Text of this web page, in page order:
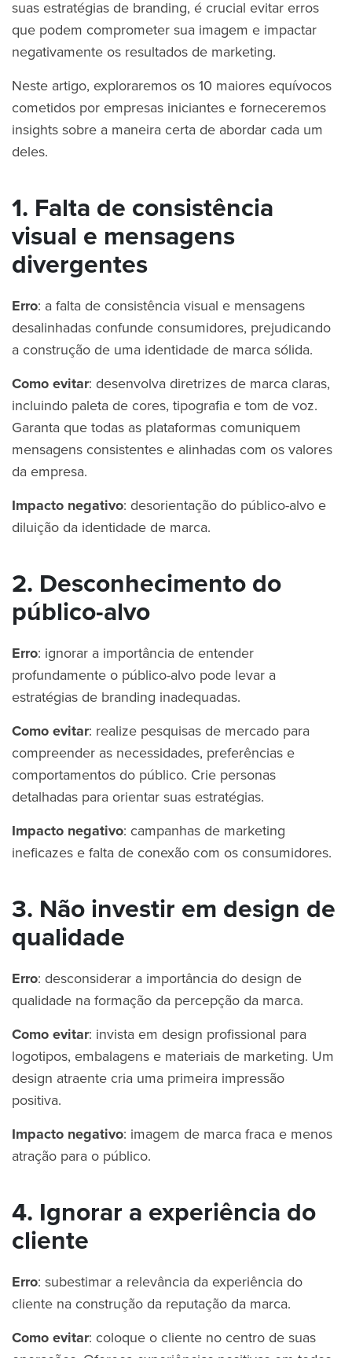
suas estratégias de branding, é crucial evitar erros
que podem comprometer sua imagem e impactar
negativamente os resultados de marketing.
Neste artigo, exploraremos os 10 maiores equívocos
cometidos por empresas iniciantes e forneceremos
insights sobre a maneira certa de abordar cada um
deles.
1. Falta de consistência
visual e mensagens
divergentes
Erro: a falta de consistência visual e mensagens
desalinhadas confunde consumidores, prejudicando
a construção de uma identidade de marca sólida.
Como evitar: desenvolva diretrizes de marca claras,
incluindo paleta de cores, tipografia e tom de voz.
Garanta que todas as plataformas comuniquem
mensagens consistentes e alinhadas com os valores
da empresa.
Impacto negativo: desorientação do público-alvo e
diluição da identidade de marca.
2. Desconhecimento do
público-alvo
Erro: ignorar a importância de entender
profundamente o público-alvo pode levar a
estratégias de branding inadequadas.
Como evitar: realize pesquisas de mercado para
compreender as necessidades, preferências e
comportamentos do público. Crie personas
detalhadas para orientar suas estratégias.
Impacto negativo: campanhas de marketing
ineficazes e falta de conexão com os consumidores.
3. Não investir em design de
qualidade
Erro: desconsiderar a importância do design de
qualidade na formação da percepção da marca.
Como evitar: invista em design profissional para
logotipos, embalagens e materiais de marketing. Um
design atraente cria uma primeira impressão
positiva.
Impacto negativo: imagem de marca fraca e menos
atração para o público.
4. Ignorar a experiência do
cliente
Erro: subestimar a relevância da experiência do
cliente na construção da reputação da marca.
Como evitar: coloque o cliente no centro de suas